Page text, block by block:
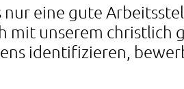
nur eine gute
mit unserem christlich
identifizieren,